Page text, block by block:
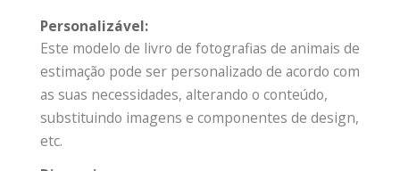
Personalizável:
Este modelo de livro de fotografias de animais de
estimação pode ser personalizado de acordo com
as suas necessidades, alterando o conteúdo,
substituindo imagens e componentes de design,
etc.